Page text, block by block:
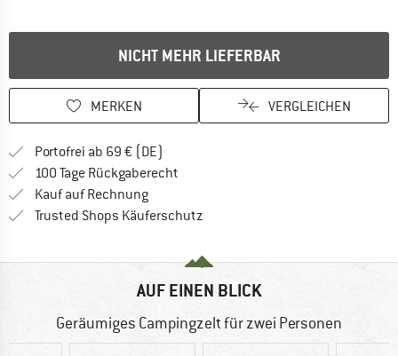
NICHT MEHR LIEFERBAR
MERKEN VERGLEICHEN
Portofrei ab 69 € (DE)
100 Tage Rückgaberecht
Kauf auf RechnungFinde die Zahlungs-Infos hier! Öffnet
Trusted Shops Käuferschutz
AUF EINEN BLICK
Geräumiges Campingzelt für zwei Personen